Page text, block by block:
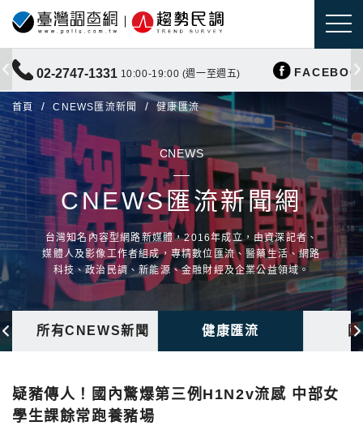
02-2747-1331 10:00-19:00 (週一至週五)
首頁 CNEWS匯流新聞 健康匯流
CNEWS
CNEWS匯流新聞網
台灣知名內容型網路新媒體，2016年成立，由資深記者、
媒體人及影像工作者組成，專精數位匯流、醫藥生活、網路
科技、政治民調、新能源、金融財經及企業公益領域。
所有CNEWS新聞 健康匯流
疑豬傳人！國內驚爆第三例H1N2v流感 中部女
學生課餘常跑養豬場